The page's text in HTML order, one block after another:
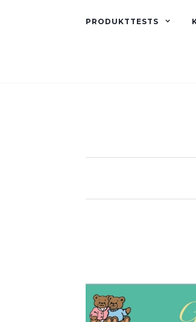
PRODUKTTESTS